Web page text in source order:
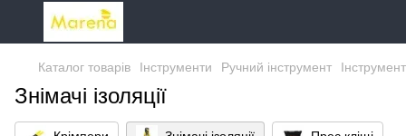
Каталог товарів Інструменти Ручний інструмент
Знімачі ізоляції